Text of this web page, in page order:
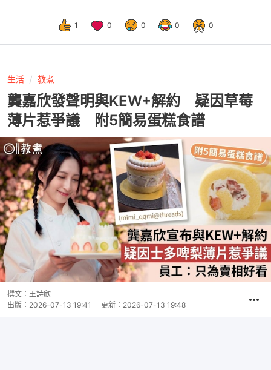
1 0 0 0 0
生活 教煮
龔嘉欣發聲明與KEW+解約 疑因草莓
薄片惹爭議 附5簡易蛋糕食譜
撰文： 王詩欣
出版： 2026-07-13 19:41 更新： 2026-07-13 19:48